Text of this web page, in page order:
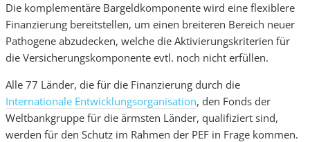
Die komplementäre Bargeldkomponente wird eine flexiblere
Finanzierung bereitstellen, um einen breiteren Bereich neuer
Pathogene abzudecken, welche die Aktivierungskriterien für
die Versicherungskomponente evtl. noch nicht erfüllen.
Alle 77 Länder, die für die Finanzierung durch die
Internationale Entwicklungsorganisation, den Fonds der
Weltbankgruppe für die ärmsten Länder, qualifiziert sind,
werden für den Schutz im Rahmen der PEF in Frage kommen.